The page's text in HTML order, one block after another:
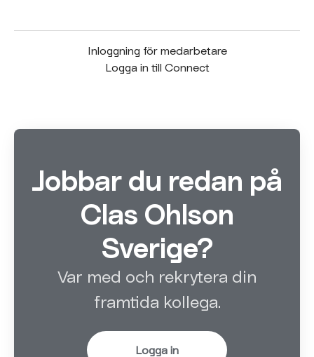
Inloggning för medarbetare
Logga in till Connect
Jobbar du redan på
Clas Ohlson
Sverige?
Var med och rekrytera din
framtida kollega.
Logga in